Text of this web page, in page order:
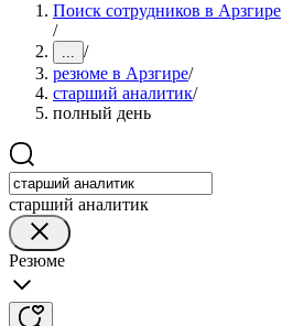
Поиск сотрудников в Арзгире
/
... /
резюме в Арзгире/
старший аналитик/
полный день
старший аналитик
Резюме